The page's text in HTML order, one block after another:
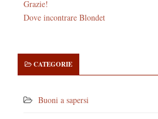
Grazie!
Dove incontrare Blondet
CATEGORIE
Buoni a sapersi